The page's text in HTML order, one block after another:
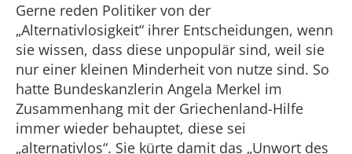
Gerne reden Politiker von der
„Alternativlosigkeit“ ihrer Entscheidungen, wenn
sie wissen, dass diese unpopulär sind, weil sie
nur einer kleinen Minderheit von nutze sind. So
hatte Bundeskanzlerin Angela Merkel im
Zusammenhang mit der Griechenland-Hilfe
immer wieder behauptet, diese sei
„alternativlos“. Sie kürte damit das „Unwort des